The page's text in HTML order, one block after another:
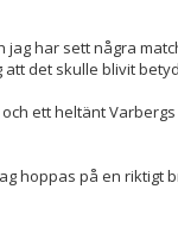
jag har sett några
det skulle blivit
ett heltänt
hoppas på en riktigt